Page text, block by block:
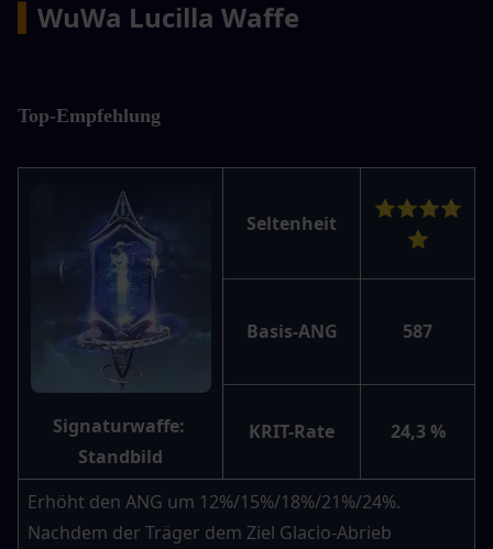
WuWa Lucilla Waffe
Top-Empfehlung
Signaturwaffe:
Standbild
Seltenheit
⭐⭐⭐⭐
⭐
Basis-ANG 587
KRIT-Rate 24,3 %
Erhöht den ANG um 12%/15%/18%/21%/24%.
Nachdem der Träger dem Ziel Glacio-Abrieb